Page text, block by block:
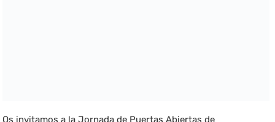
Os invitamos a la Jornada de Puertas Abiertas de